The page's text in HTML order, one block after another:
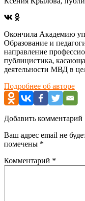
Окончила Академию
Образование и
направление
публицистика,
деятельности МВД в
Подробнее об авторе
Добавить комментарий
Ваш адрес email не
помечены *
Комментарий *